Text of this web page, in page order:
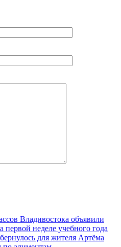
Владивостока объявили
первой неделе учебного года
для жителя Артёма